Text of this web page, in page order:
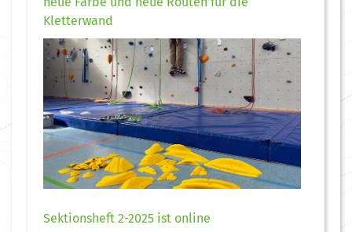
Kletterwand
Sektionsheft 2-2025 ist online